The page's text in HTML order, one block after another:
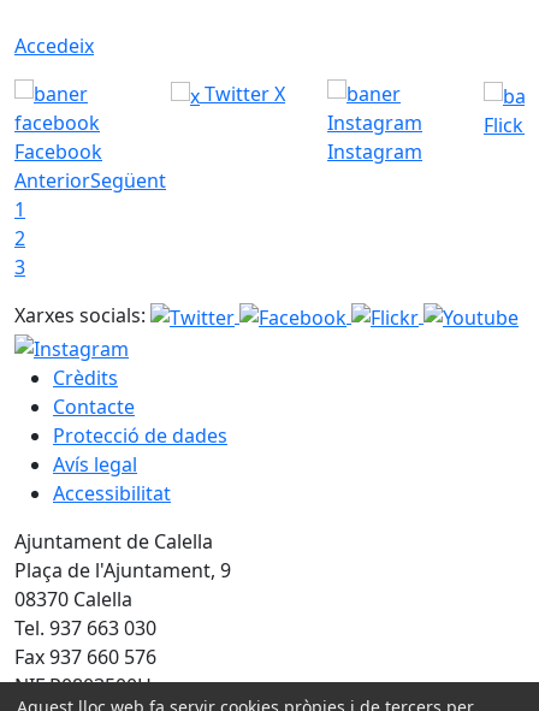
Accedeix
Facebook
Twitter X
Instagram
Flickr
AnteriorSegüent
1
2
3
Xarxes socials:
Crèdits
Contacte
Protecció de dades
Avís legal
Accessibilitat
Ajuntament de Calella
Plaça de l'Ajuntament, 9
08370 Calella
Tel. 937 663 030
Fax 937 660 576
NIF P0803500H